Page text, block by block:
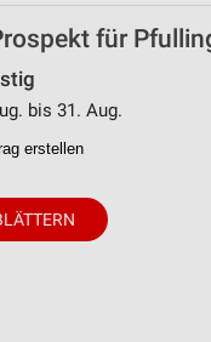
für
bis 31. Aug.
erstellen